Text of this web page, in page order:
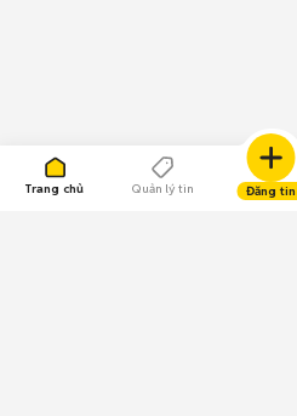
Trang chủ Quản lý tin Đăng tin